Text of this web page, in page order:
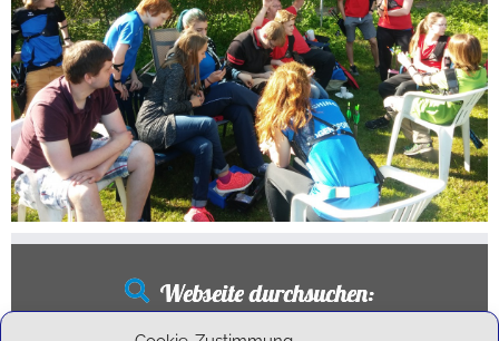
Webseite durchsuchen: